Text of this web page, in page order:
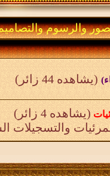
والرسوم
(يشاهده 44 زائر)
(يشاهده 4 زائر)
والتسجيلات